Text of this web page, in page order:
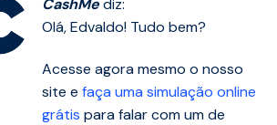
CashMe diz:
Olá, Edvaldo! Tudo bem?
Acesse agora mesmo o nosso
site e faça uma simulação online
grátis para falar com um de